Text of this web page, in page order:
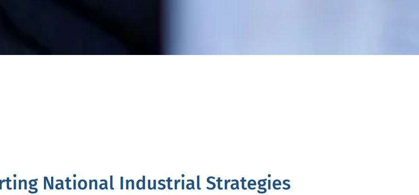
National Industrial Strategies